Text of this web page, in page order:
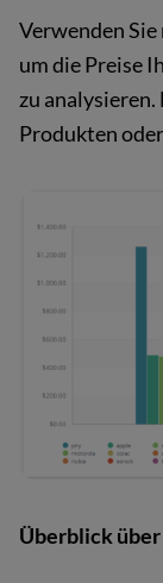
Verwenden
um die Preise
zu
Produkten
Überblick